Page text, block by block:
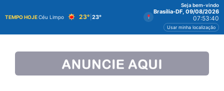
TEMPO HOJECéu Limpo 23° 23°
Seja bem-vindo
Brasília-DF, 09/08/2026
07:53:41
Usar minha localização